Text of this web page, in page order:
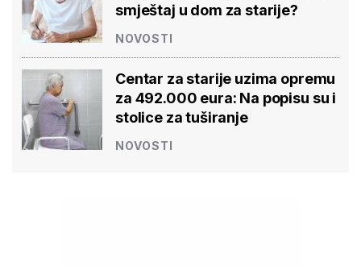
smještaj u dom za starije?
NOVOSTI
Centar za starije uzima opremu
za 492.000 eura: Na popisu su i
stolice za tuširanje
NOVOSTI